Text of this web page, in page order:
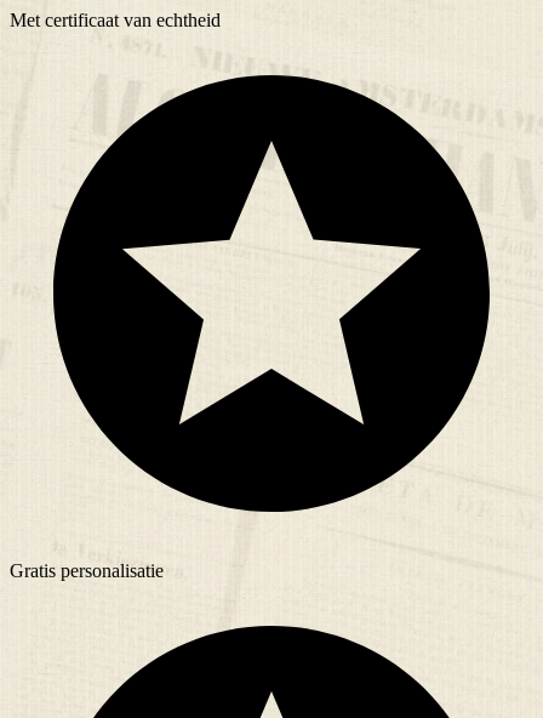
Met certificaat van echtheid
Gratis personalisatie